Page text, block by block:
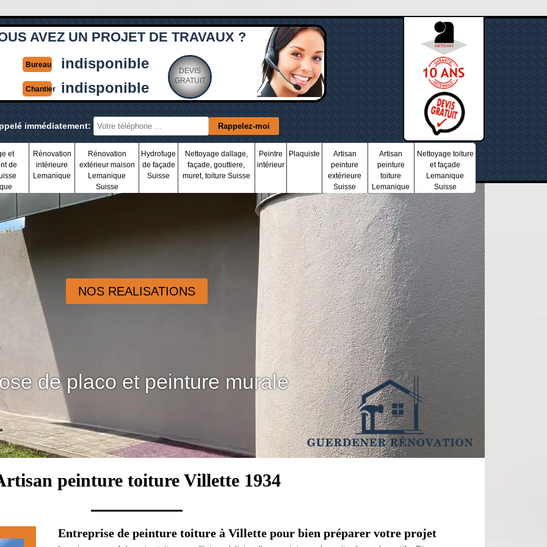
AVEZ UN PROJET DE TRAVAUX ?
Bureau indisponible
Chantier indisponible
DEVIS
GRATUIT
immédiatement:
et
de
Rénovation
intérieure
Lemanique
Rénovation
extérieur maison
Lemanique
Suisse
Hydrofuge
de façade
Suisse
Nettoyage dallage,
façade, gouttiere,
muret, toiture Suisse
Peintre
intérieur
Plaquiste
Artisan
peinture
extérieure
Suisse
Artisan
peinture
toiture
Lemanique
Nettoyage toiture
et façade
Lemanique
Suisse
NOS REALISATIONS
de placo et peinture murale
peinture toiture Villette 1934
Entreprise de peinture toiture à Villette pour bien préparer votre projet